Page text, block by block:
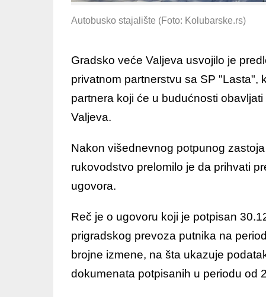
Autobusko stajalište (Foto: Kolubarske.rs)
Gradsko veće Valjeva usvojilo je
privatnom partnerstvu sa SP "Lasta",
partnera koji će u budućnosti
Valjeva.
Nakon višednevnog potpunog
rukovodstvo prelomilo je da prihvati
ugovora.
Reč je o ugovoru koji je potpisan
prigradskog prevoza putnika na
brojne izmene, na šta ukazuje
dokumenata potpisanih u periodu od